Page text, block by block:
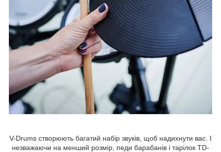
V-Drums створюють багатий набір звуків, щоб надихнути вас. І
незважаючи на менший розмір, педи барабанів і тарілок TD-